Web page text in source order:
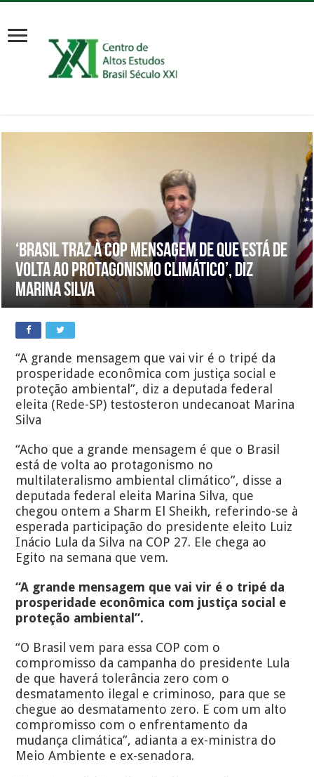
‘Brasil traz à COP mensagem de que está de
volta ao protagonismo climático’, diz
Marina Silva
“A grande mensagem que vai vir é o tripé da
prosperidade econômica com justiça social e
proteção ambiental”, diz a deputada federal
eleita (Rede-SP) testosteron undecanoat Marina
Silva
“Acho que a grande mensagem é que o Brasil
está de volta ao protagonismo no
multilateralismo ambiental climático”, disse a
deputada federal eleita Marina Silva, que
chegou ontem a Sharm El Sheikh, referindo-se à
esperada participação do presidente eleito Luiz
Inácio Lula da Silva na COP 27. Ele chega ao
Egito na semana que vem.
“A grande mensagem que vai vir é o tripé da
prosperidade econômica com justiça social e
proteção ambiental”.
“O Brasil vem para essa COP com o
compromisso da campanha do presidente Lula
de que haverá tolerância zero com o
desmatamento ilegal e criminoso, para que se
chegue ao desmatamento zero. E com um alto
compromisso com o enfrentamento da
mudança climática”, adianta a ex-ministra do
Meio Ambiente e ex-senadora.